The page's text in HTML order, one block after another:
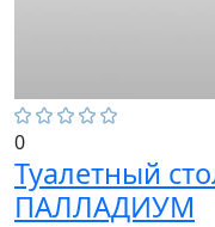
0
Туалетный
ПАЛЛАДИУМ